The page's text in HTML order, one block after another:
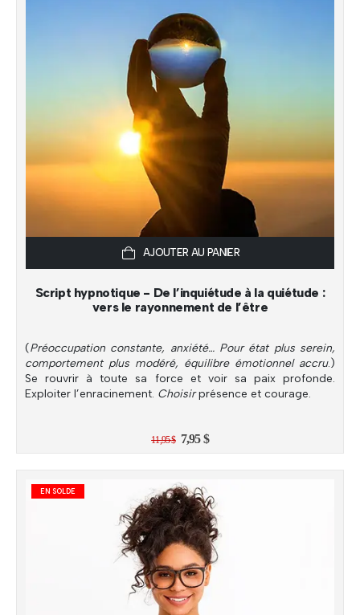
AJOUTER AU PANIER
Script hypnotique - De l’inquiétude à la quiétude :
vers le rayonnement de l’être
(Préoccupation constante, anxiété… Pour état plus serein,
comportement plus modéré, équilibre émotionnel accru.)
Se rouvrir à toute sa force et voir sa paix profonde.
Exploiter l’enracinement. Choisirprésence et courage.
11,95$ Le
était :
11,95 $.
7,95$Le
est :
EN SOLDE